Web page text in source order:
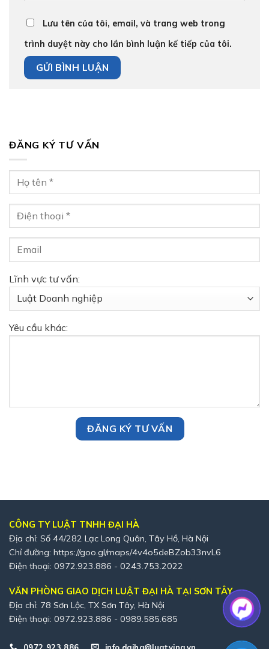
Lưu tên của tôi, email, và trang web trong
trình duyệt này cho lần bình luận kế tiếp của tôi.
ĐĂNG KÝ TƯ VẤN
Lĩnh vực tư vấn:
Yêu cầu khác:
CÔNG TY LUẬT TNHH ĐẠI HÀ
Địa chỉ: Số 44/282 Lạc Long Quân, Tây Hồ, Hà Nội
Chỉ đường: https://goo.gl/maps/4v4o5deBZob33nvL6
Điện thoại: 0972.923.886 - 0243.753.2022
VĂN PHÒNG GIAO DỊCH LUẬT ĐẠI HÀ TẠI SƠN TÂY
Địa chỉ: 78 Sơn Lộc, TX Sơn Tây, Hà Nội
Điện thoại: 0972.923.886 - 0989.585.685
0972 923 886 info.daiha@luatvina.vn